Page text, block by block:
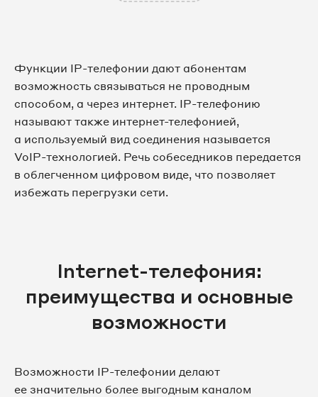
Функции IP-телефонии дают абонентам
возможность связываться не проводным
способом, а через интернет. IP-телефонию
называют также интернет-телефонией,
а используемый вид соединения называется
VoIP-технологией. Речь собеседников передается
в облегченном цифровом виде, что позволяет
избежать перегрузки сети.
Internet-телефония:
преимущества и основные
возможности
Возможности IP-телефонии делают
ее значительно более выгодным каналом